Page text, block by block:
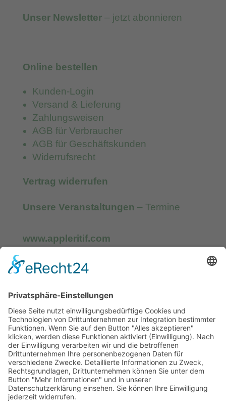
Unser Newsletter– jetzt abonnieren
Online bestellen
Kunden-Login
Versand & Lieferung
Zahlungsweisen
AGB für Verbraucher
AGB für Geschäftskunden
Widerrufsrecht
Vertrag widerrufen
Unsere Veranstaltungen – Termine
www.appleritif.com